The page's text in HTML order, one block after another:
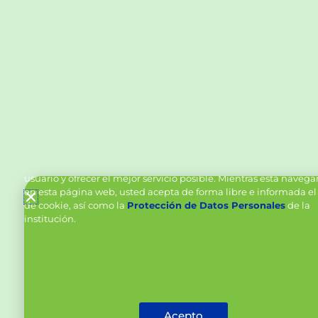
usuario y ofrecer el mejor servicio posible. Mientras está
en esta página web, usted acepta de forma libre e informada el
de cookie, así como la Protección de Datos Personalesde la
institución.
Acepto